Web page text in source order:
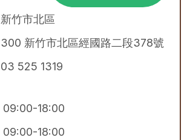
新竹市北區
300 新竹市北區經國路二段378號
03 525 1319
09:00-18:00
09:00-18:00